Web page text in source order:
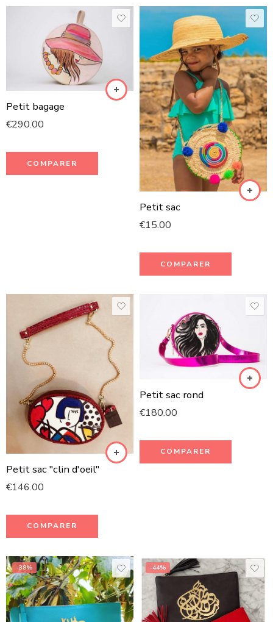
Petit bagage
€290.00
COMPARER
Petit sac
€15.00
COMPARER
Petit sac "clin d'oeil"
€146.00
COMPARER
Petit sac rond
€180.00
COMPARER
-38% -44%